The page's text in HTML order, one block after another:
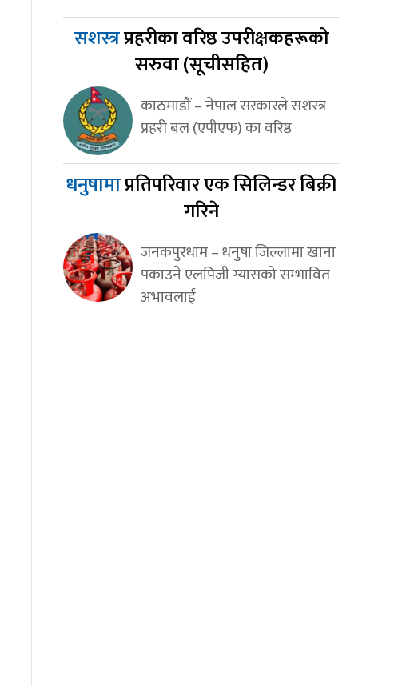
सशस्त्रप्रहरीका वरिष्ठ उपरीक्षकहरूको
सरुवा (सूचीसहित)
काठमाडौं – नेपाल सरकारले सशस्त्र
प्रहरी बल (एपीएफ) का वरिष्ठ
धनुषामाप्रतिपरिवार एक सिलिन्डर बिक्री
गरिने
जनकपुरधाम – धनुषा जिल्लामा खाना
पकाउने एलपिजी ग्यासको सम्भावित
अभावलाई